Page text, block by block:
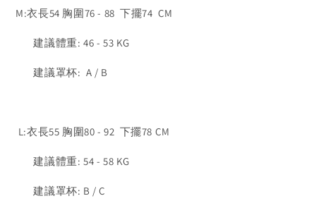
M:衣長54 胸圍76 - 88 下擺74 CM
建議體重: 46 - 53 KG
建議罩杯: A / B
L:衣長55 胸圍80 - 92 下擺78 CM
建議體重: 54 - 58 KG
建議罩杯: B / C